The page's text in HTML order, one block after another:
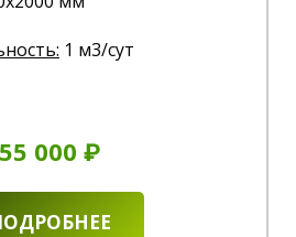
1 м3/сут
55 000 ₽